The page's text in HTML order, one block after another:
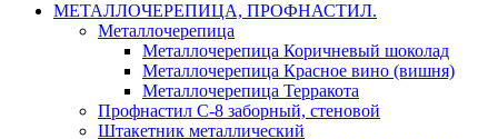
МЕТАЛЛОЧЕРЕПИЦА, ПРОФНАСТИЛ.
Металлочерепица
Металлочерепица Коричневый шоколад
Металлочерепица Красное вино (вишня)
Металлочерепица Терракота
Профнастил С-8 заборный, стеновой
Штакетник металлический